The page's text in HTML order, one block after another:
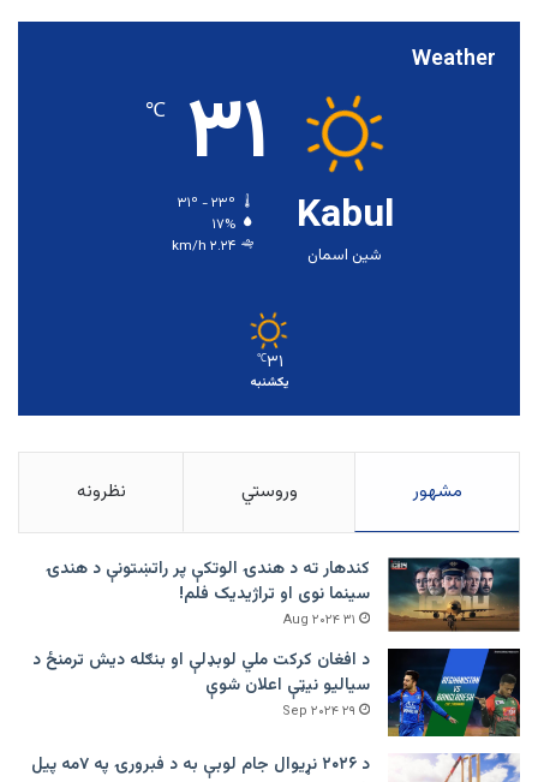
Weather
Kabul
شین اسمان
۳۱ ℃
۱۷%
۲.۲۴ km/h
۳۱℃
یکشنبه
مشهور وروستي نظرونه
کندهار ته د هندۍ الوتکې پر راتښتونې د هندۍ
سینما نوی او تراژيديک فلم!
۳۱ Aug ۲۰۲۴
د افغان کرکت ملي لوبډلې او بنګله دیش ترمنځ د
سیالیو نیټې اعلان شوې
۲۹ Sep ۲۰۲۴
د ۲۰۲۶ نړیوال جام لوبې به د فبرورۍ په ۷مه پیل